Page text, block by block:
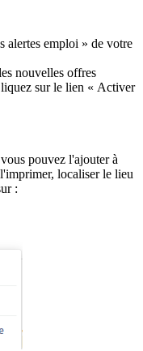
alertes emploi » de votre
nouvelles offres
sur le lien « Activer
pouvez l'ajouter à
localiser le lieu
: